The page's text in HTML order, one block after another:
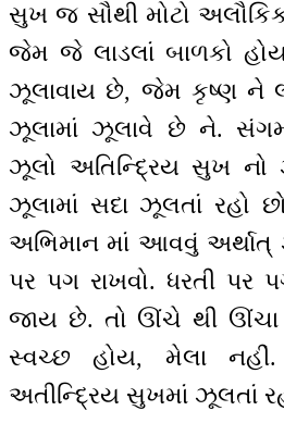
સુખ જ સૌથી મોટો
જેમ જે લાડલાં બાળકો
ઝૂલાવાય છે, જેમ કૃષ્ણ ને
ઝૂલામાં ઝૂલાવે છે ને.
ઝૂલો અતિન્દ્રિય સુખ
ઝૂલામાં સદા ઝૂલતાં રહો
અભિમાન માં આવવું અર્થાત્
પર પગ રાખવો. ધરતી પર
જાય છે. તો ઊંચે થી ઊંચા
સ્વચ્છ હોય, મેલા
અતીન્દ્રિય સુખમાં ઝૂલતાં